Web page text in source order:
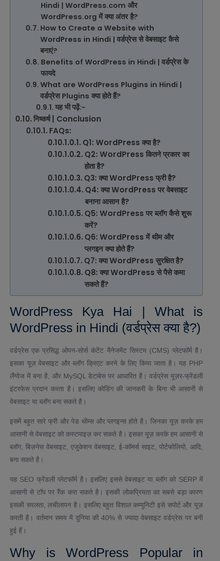
Hindi | WordPress.com और
WordPress.org में क्या अंतर है?
How to Create a Website with
WordPress in Hindi | वर्डप्रेस से वेबसाइट कैसे
बनाएं?
Benefits of WordPress in Hindi | वर्डप्रेस के
फायदे
What are WordPress Plugins in Hindi |
वर्डप्रेस Plugins क्या होते हैं?
यह भी पढ़ें:-
निष्कर्ष | Conclusion
FAQs:
Q1: WordPress क्या है?
Q2: WordPress कितने प्रकार का
होता है?
Q3: क्या WordPress फ्री है?
Q4: क्या WordPress पर वेबसाइट
बनाना आसान है?
Q5: WordPress पर ब्लॉग कैसे शुरू
करें?
Q6: WordPress में थीम और
प्लगइन क्या होते हैं?
Q7: क्या WordPress सुरक्षित है?
Q8: क्या WordPress से पैसे कमा
सकते हैं?
WordPress Kya Hai | What is
WordPress in Hindi (वर्डप्रेस क्या है?)
वर्डप्रेस एक प्रसिद्ध ओपन-सोर्स कंटेंट मैनेजमेंट सिस्टम (CMS) प्लेटफॉर्म है।
इसका यूज़ वेबसाइट और ब्लॉग क्रिएट करने के लिए किया जाता है। यह PHP
लैंग्वेज में बना है, और MySQL डेटाबेस पर आधारित है। वर्डप्रेस यूज़र-फ्रेंडली
इंटरफेस प्रदान करता है। इसलिए कोडिंग की जानकरी के बिना भी आसानी से
वेबसाइट या ब्लॉग बना सकते है।
इसमें बहुत सारे फ्री और पेड थीम्स और प्लगइन्स होते है। जिनका यूज़ करके हम
आसानी से वेबसाइट को कस्टमाइज़ कर सकते है। इसका यूज़ करके हम आसानी से
ब्लॉग, बिज़नेस वेबसाइट, एजुकेशन वेबसाइट, ई-कॉमर्स साइट, पोर्टफोलियो, आदि,
बना सकते है।
यह SEO फ्रेंडली प्लेटफॉर्म है। इसलिए इससे वेबसाइट या ब्लॉग को SERP में
आसानी से टॉप पर रैंक करा सकते है। इसकी लोकप्रियता का सबसे बड़ा कारण
इसकी सरलता, लचीलापन है। इसलिए बहुत विशाल कम्युनिटी इसे सपोर्ट और यूज़
करती है। वर्तमान समय में दुनिया की 40% से ज्यादा वेबसाइट वर्डप्रेस पर बनी
हुई हैं।
Why is WordPress Popular in